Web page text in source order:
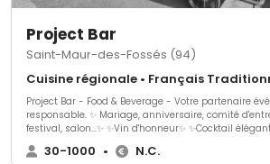
Project Bar
Saint-Maur-des-Fossés (94)
Cuisine régionale • Français
Project Bar - Food & Beverage - Votre partenaire
responsable. ✨ Mariage, anniversaire, comité
festival, salon...✨ ✨Vin d'honneur✨ ✨Cocktail
Des boissons rafraîchissantes, des saveurs
engagement envers l'environnement. Chez Project
30-1000 • N.C.